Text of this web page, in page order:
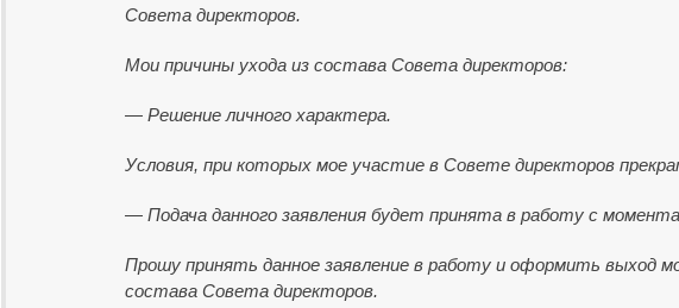
Совета директоров.
Мои причины ухода из состава Совета директоров:
— Решение личного характера.
Условия, при которых мое участие в Совете директоров
— Подача данного заявления будет принята в работу с момента
Прошу принять данное заявление в работу и оформить выход
состава Совета директоров.